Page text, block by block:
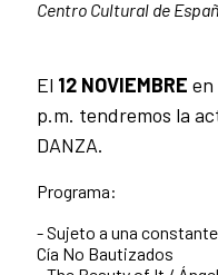
Centro Cultural de
El 12 NOVIEMBRE en
p.m. tendremos la
DANZA.
Programa:
- Sujeto a una
Cía No Bautizados